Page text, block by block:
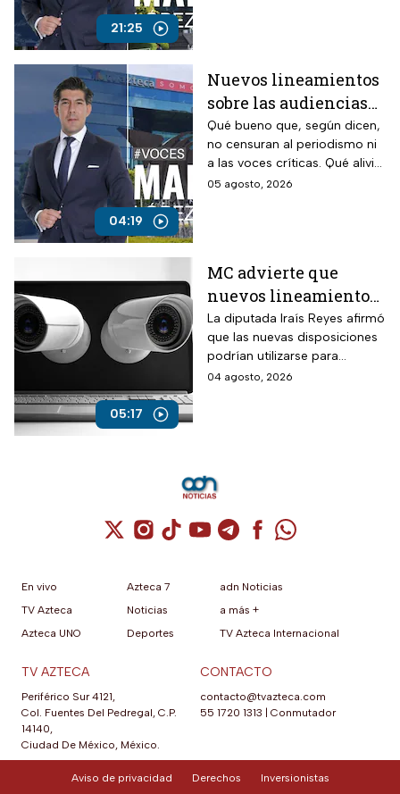
21:25
04:19
Nuevos lineamientos
sobre las audiencias
buscan callar a TV
Azteca; opina Manuel
López San Martín
Qué bueno que, según dicen,
no censuran al periodismo ni
a las voces críticas. Qué alivio
que respeten la liberta de
el compromiso de cuestionar
al poder, investigar y
denunciar sigue firme.
05 agosto, 2026
05:17
MC advierte que
nuevos lineamientos
sobre las audiencias
abren la puerta a
sanciones contra
medios críticos
La diputada Iraís Reyes afirmó
que las nuevas disposiciones
podrían utilizarse para
castigar a medio incómodos
04 agosto, 2026
Cuenta de X / Twitter (se abre en una
Cuenta de Instagram (se abre en una
Cuenta de TikTok (se abre en
Cuenta de YouTube (se abre
Cuenta de Telegram (se
Cuenta de
Cuenta de
En vivo
TV Azteca
Azteca UNO
Azteca 7
Noticias
Deportes
adn Noticias
a más +
TV Azteca Internacional
TV AZTECA
Periférico Sur 4121,
Col. Fuentes Del Pedregal, C.P.
14140,
Ciudad De México, México.
CONTACTO
contacto@tvazteca.com
55 1720 1313
Conmutador
Aviso de privacidad Derechos
Inversionistas